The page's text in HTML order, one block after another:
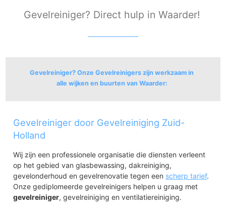
Gevelreiniger? Direct hulp in Waarder!
Gevelreiniger? Onze Gevelreinigers zijn werkzaam in
alle wijken en buurten van Waarder:
Waarder
Westeinde
Gevelreiniger door Gevelreiniging Zuid-
Holland
Wij zijn een professionele organisatie die diensten verleent
op het gebied van glasbewassing, dakreiniging,
gevelonderhoud en gevelrenovatie tegen een scherp tarief.
Onze gediplomeerde gevelreinigers helpen u graag met
gevelreiniger, gevelreiniging en ventilatiereiniging.